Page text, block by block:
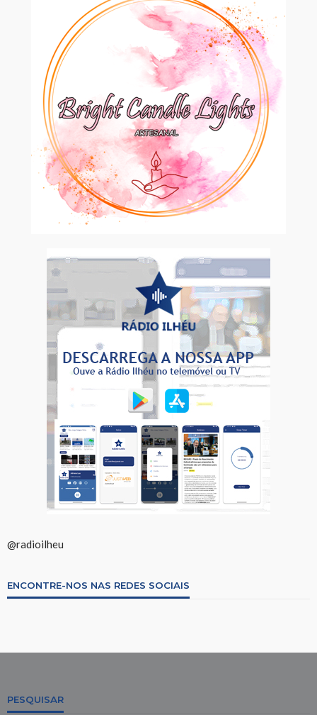
@radioilheu
ENCONTRE-NOS NAS REDES SOCIAIS
PESQUISAR